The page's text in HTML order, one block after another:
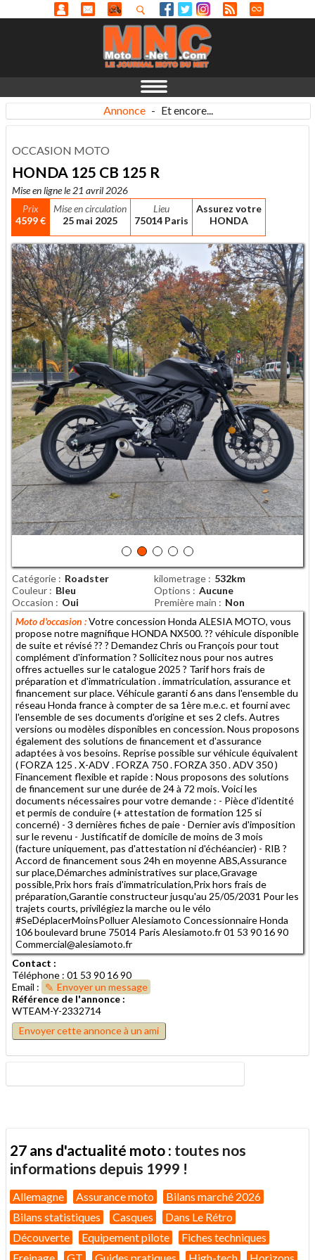
Annonce - Et encore...
OCCASION MOTO
HONDA 125 CB 125 R
Mise en ligne le 21 avril 2026
Prix
4599 €
Mise en circulation
25 mai 2025
Lieu
75014 Paris
Assurez votre
HONDA
Catégorie Roadster kilometrage
532km
Couleur
Bleu Options
Aucune
Occasion
Oui Première main
Non
Moto d'occasion :Votre concession Honda ALESIA MOTO, vous
propose notre magnifique HONDA NX500. ?? véhicule disponible
de suite et révisé ?? ? Demandez Chris ou François pour tout
complément d'information ? Sollicitez nous pour nos autres
offres actuelles sur le catalogue 2025 ? Tarif hors frais de
préparation et d'immatriculation . immatriculation, assurance et
financement sur place. Véhicule garanti 6 ans dans l'ensemble du
réseau Honda france à compter de sa 1ère m.e.c. et fourni avec
l'ensemble de ses documents d'origine et ses 2 clefs. Autres
versions ou modèles disponibles en concession. Nous proposons
également des solutions de financement et d'assurance
adaptées à vos besoins. Reprise possible sur véhicule équivalent
( FORZA 125 . X-ADV . FORZA 750 . FORZA 350 . ADV 350 )
Financement flexible et rapide : Nous proposons des solutions
de financement sur une durée de 24 à 72 mois. Voici les
documents nécessaires pour votre demande : - Pièce d'identité
et permis de conduire (+ attestation de formation 125 si
concerné) - 3 dernières fiches de paie - Dernier avis d'imposition
sur le revenu - Justificatif de domicile de moins de 3 mois
(facture uniquement, pas d'attestation ni d'échéancier) - RIB ?
Accord de financement sous 24h en moyenne ABS,Assurance
sur place,Démarches administratives sur place,Gravage
possible,Prix hors frais d'immatriculation,Prix hors frais de
préparation,Garantie constructeur jusqu'au 25/05/2031 Pour les
trajets courts, privilégiez la marche ou le vélo
#SeDéplacerMoinsPolluer Alesiamoto Concessionnaire Honda
106 boulevard brune 75014 Paris Alesiamoto.fr 01 53 90 16 90
Commercial@alesiamoto.fr
Contact :
Téléphone : 01 53 90 16 90
Email :
Envoyer un message
Référence de l'annonce :
WTEAM-Y-2332714
Envoyer cette annonce à un ami
27 ans d'actualité moto : toutes nos
informations depuis 1999 !
Allemagne Assurance moto
Bilans marché 2026
Bilans statistiques
Casques
Dans Le Rétro
Découverte
Equipement pilote
Fiches techniques